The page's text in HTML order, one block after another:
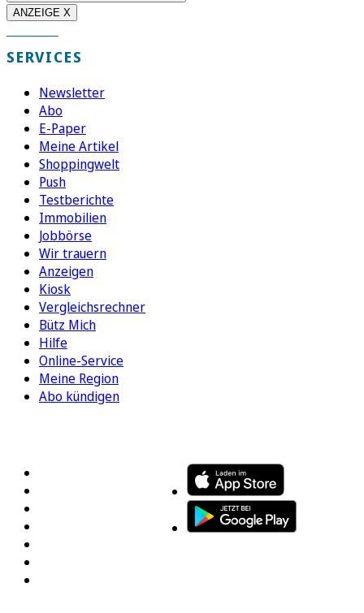
ANZEIGE X
SERVICES
Newsletter
Abo
E-Paper
Meine Artikel
Shoppingwelt
Push
Testberichte
Immobilien
Jobbörse
Wir trauern
Anzeigen
Kiosk
Vergleichsrechner
Bütz Mich
Hilfe
Online-Service
Meine Region
Abo kündigen